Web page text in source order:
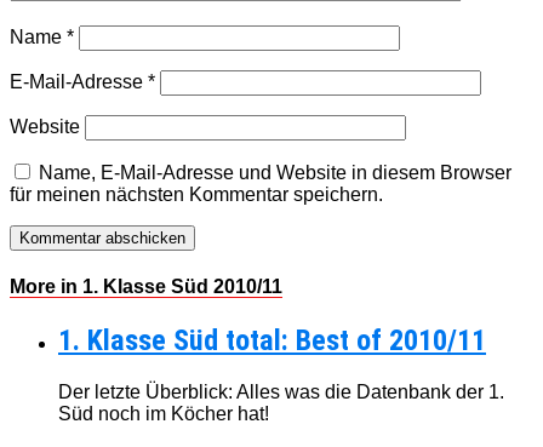
Name *
E-Mail-Adresse *
Website
Name, E-Mail-Adresse und Website in diesem Browser
für meinen nächsten Kommentar speichern.
More in 1. Klasse Süd 2010/11
1. Klasse Süd total: Best of 2010/11
Der letzte Überblick: Alles was die Datenbank der 1.
Süd noch im Köcher hat!